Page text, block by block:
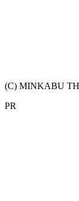
(C) MINKABU
PR